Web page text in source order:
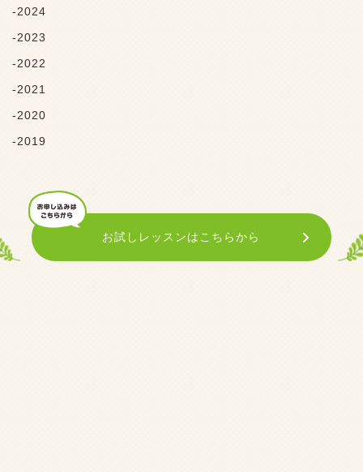
2024
2023
2022
2021
2020
2019
お試しレッスンはこちらから